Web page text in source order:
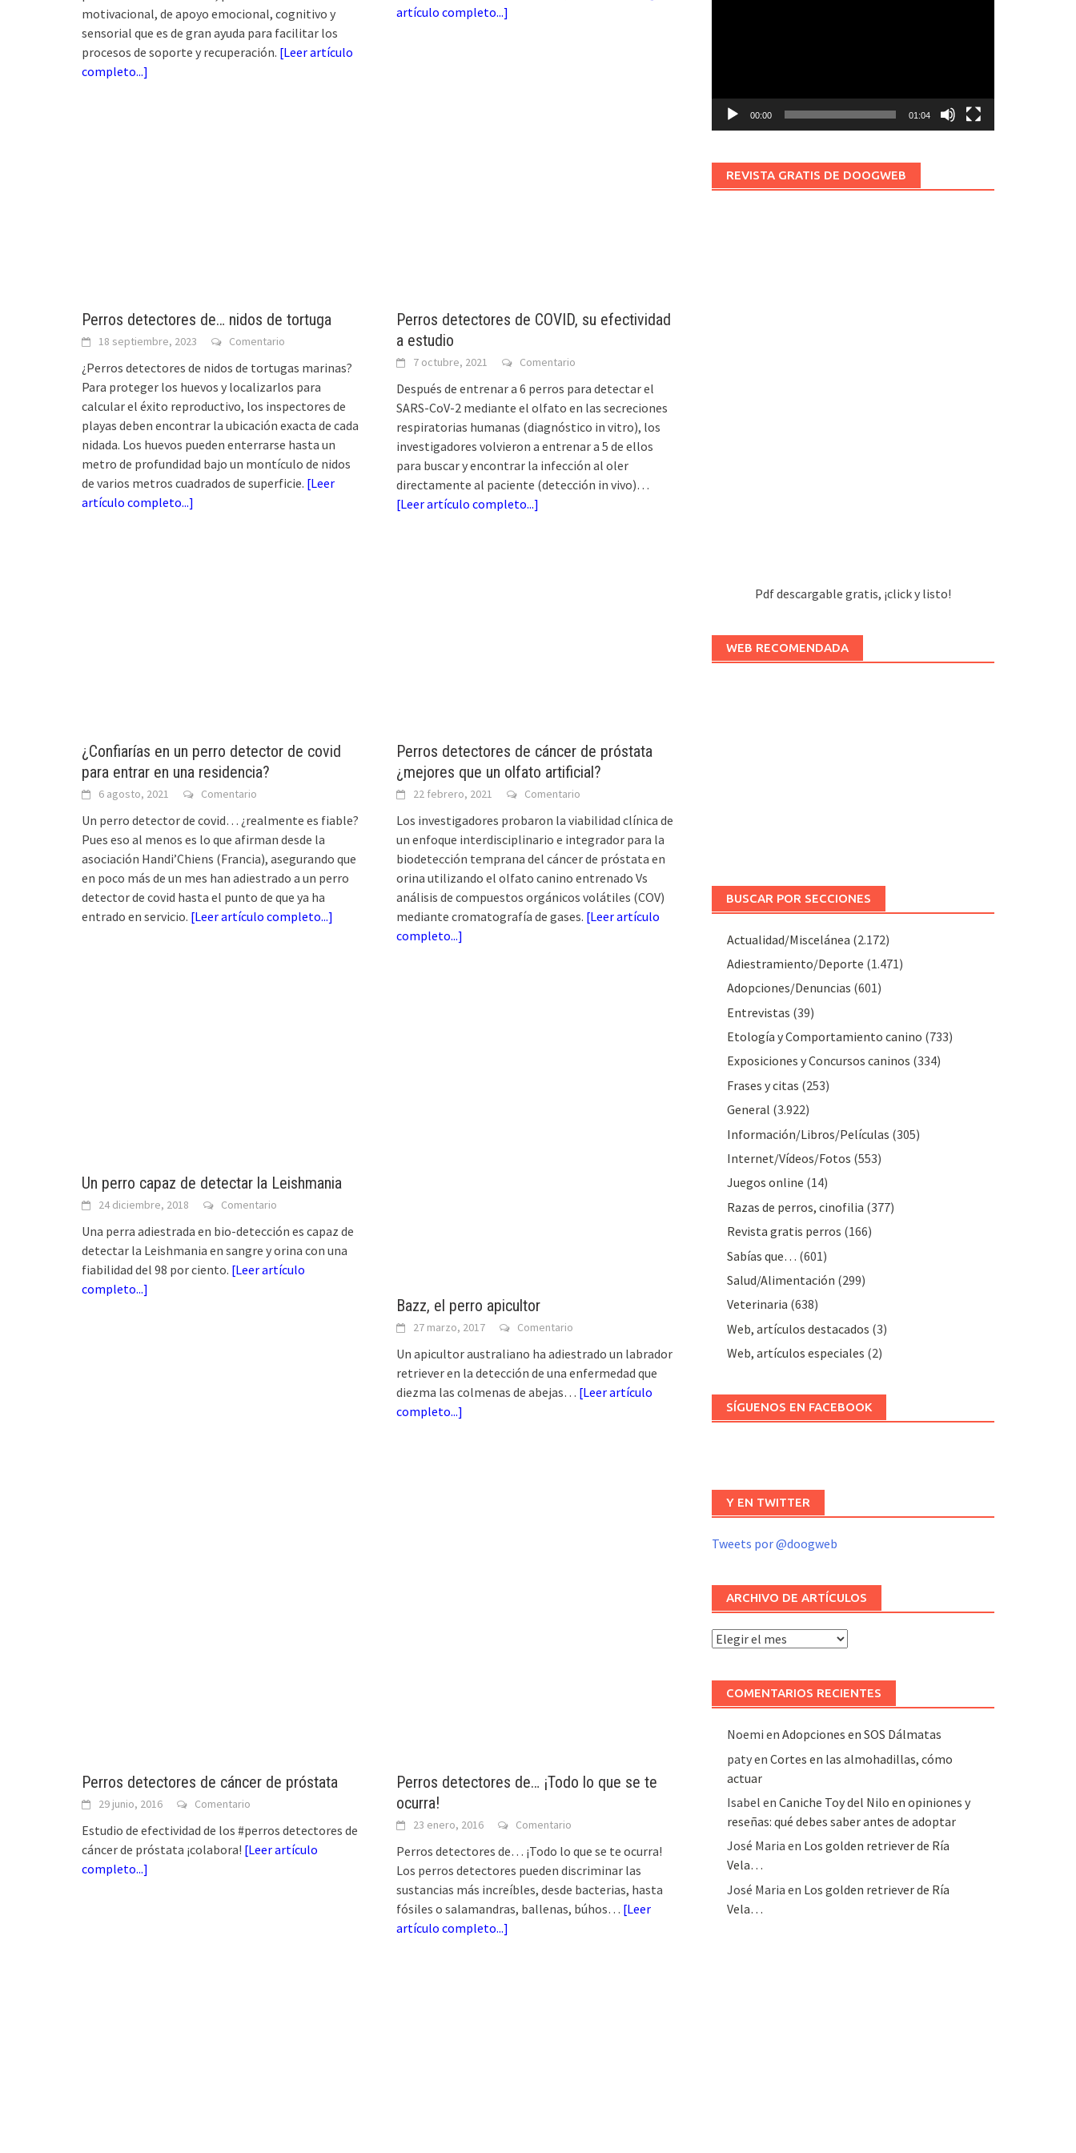
motivacional, de apoyo emocional, cognitivo y
sensorial que es de gran ayuda para facilitar los
procesos de soporte y recuperación. [Leer artículo
completo...]
artículo completo...]
Perros detectores de… nidos de tortuga
18 septiembre, 2023 Comentario
¿Perros detectores de nidos de tortugas marinas?
Para proteger los huevos y localizarlos para
calcular el éxito reproductivo, los inspectores de
playas deben encontrar la ubicación exacta de cada
nidada. Los huevos pueden enterrarse hasta un
metro de profundidad bajo un montículo de nidos
de varios metros cuadrados de superficie. [Leer
artículo completo...]
Perros detectores de COVID, su efectividad
a estudio
7 octubre, 2021 Comentario
Después de entrenar a 6 perros para detectar el
SARS-CoV-2 mediante el olfato en las secreciones
respiratorias humanas (diagnóstico in vitro), los
investigadores volvieron a entrenar a 5 de ellos
para buscar y encontrar la infección al oler
directamente al paciente (detección in vivo)…
[Leer artículo completo...]
¿Confiarías en un perro detector de covid
para entrar en una residencia?
6 agosto, 2021 Comentario
Un perro detector de covid… ¿realmente es fiable?
Pues eso al menos es lo que afirman desde la
asociación Handi’Chiens (Francia), asegurando que
en poco más de un mes han adiestrado a un perro
detector de covid hasta el punto de que ya ha
entrado en servicio. [Leer artículo completo...]
Perros detectores de cáncer de próstata
¿mejores que un olfato artificial?
22 febrero, 2021 Comentario
Los investigadores probaron la viabilidad clínica de
un enfoque interdisciplinario e integrador para la
biodetección temprana del cáncer de próstata en
orina utilizando el olfato canino entrenado Vs
análisis de compuestos orgánicos volátiles (COV)
mediante cromatografía de gases. [Leer artículo
completo...]
Un perro capaz de detectar la Leishmania
24 diciembre, 2018 Comentario
Una perra adiestrada en bio-detección es capaz de
detectar la Leishmania en sangre y orina con una
fiabilidad del 98 por ciento. [Leer artículo
completo...]
Bazz, el perro apicultor
27 marzo, 2017 Comentario
Un apicultor australiano ha adiestrado un labrador
retriever en la detección de una enfermedad que
diezma las colmenas de abejas… [Leer artículo
completo...]
Perros detectores de cáncer de próstata
29 junio, 2016 Comentario
Estudio de efectividad de los #perros detectores de
cáncer de próstata ¡colabora! [Leer artículo
completo...]
Perros detectores de… ¡Todo lo que se te
ocurra!
23 enero, 2016 Comentario
Perros detectores de… ¡Todo lo que se te ocurra!
Los perros detectores pueden discriminar las
sustancias más increíbles, desde bacterias, hasta
fósiles o salamandras, ballenas, búhos… [Leer
artículo completo...]
00:00 01:04
REVISTA GRATIS DE DOOGWEB
Pdf descargable gratis, ¡click y listo!
WEB RECOMENDADA
BUSCAR POR SECCIONES
Actualidad/Miscelánea (2.172)
Adiestramiento/Deporte (1.471)
Adopciones/Denuncias (601)
Entrevistas (39)
Etología y Comportamiento canino (733)
Exposiciones y Concursos caninos (334)
Frases y citas (253)
General (3.922)
Información/Libros/Películas (305)
Internet/Vídeos/Fotos (553)
Juegos online (14)
Razas de perros, cinofilia (377)
Revista gratis perros (166)
Sabías que… (601)
Salud/Alimentación (299)
Veterinaria (638)
Web, artículos destacados (3)
Web, artículos especiales (2)
SÍGUENOS EN FACEBOOK
Y EN TWITTER
Tweets por @doogweb
ARCHIVO DE ARTÍCULOS
Archivo
artículos
COMENTARIOS RECIENTES
Noemi en Adopciones en SOS Dálmatas
patyen Cortes en las almohadillas, cómo
actuar
Isabel en Caniche Toy del Nilo en opiniones y
reseñas: qué debes saber antes de adoptar
José Maria en Los golden retriever de Ría
Vela…
José Maria en Los golden retriever de Ría
Vela…